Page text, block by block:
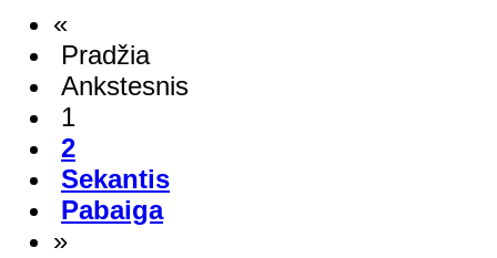
«
Pradžia
Ankstesnis
1
2
Sekantis
Pabaiga
»